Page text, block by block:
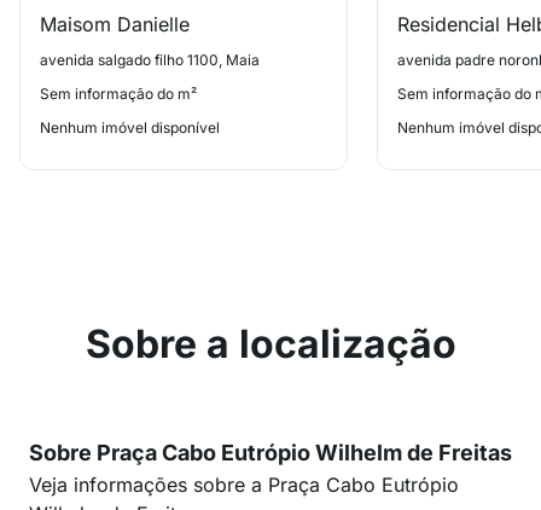
Maisom Danielle
avenida salgado filho 1100, Maia
Sem informação do m²
Nenhum imóvel disponível
avenida padre
Sem informação do
Nenhum imóvel
Sobre a localização
Sobre Praça Cabo Eutrópio Wilhelm de Freitas
Veja informações sobre a Praça Cabo Eutrópio